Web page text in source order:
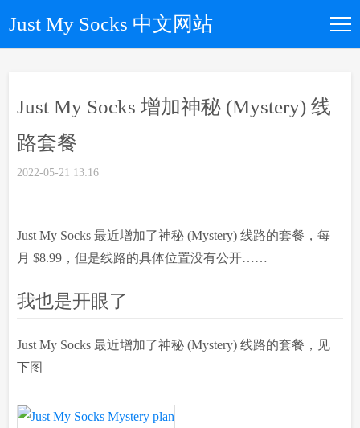
Just My Socks 中文网站
优惠码
关于我们
Just My Socks 增加神秘 (Mystery) 线
路套餐
2022-05-21 13:16
Just My Socks 最近增加了神秘 (Mystery) 线路的套餐，每
月 $8.99，但是线路的具体位置没有公开……
我也是开眼了
Just My Socks 最近增加了神秘 (Mystery) 线路的套餐，见
下图